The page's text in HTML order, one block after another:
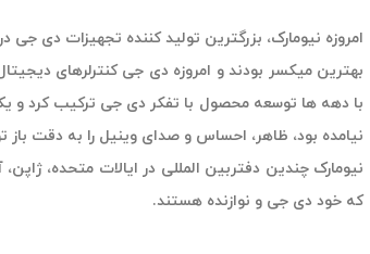
امروزه نیومارک، بزرگترین تولید کننده تجهیزات دی
بهترین میکسر بودند و امروزه دی جی کنترلرهای
نیامده بود، ظاهر، احساس و صدای وینیل را به دقت باز
نیومارک چندین دفتربین المللی در ایالات متحده،
که خود دی جی و نوازنده هستند.